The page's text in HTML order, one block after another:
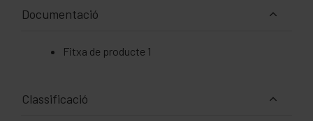
Documentació
Fitxa de producte 1
Classificació